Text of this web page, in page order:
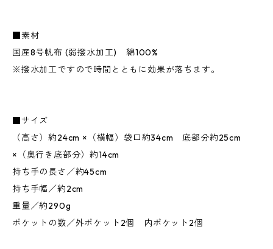
■素材
国産8号帆布 (弱撥水加工) 綿100%
※撥水加工ですので時間とともに効果が落ちます。
■サイズ
（高さ）約24cm ×（横幅）袋口約34cm 底部分約25cm
×（奥行き底部分）約14cm
持ち手の長さ／約45cm
持ち手幅／約2cm
重量／約290g
ポケットの数／外ポケット2個 内ポケット2個